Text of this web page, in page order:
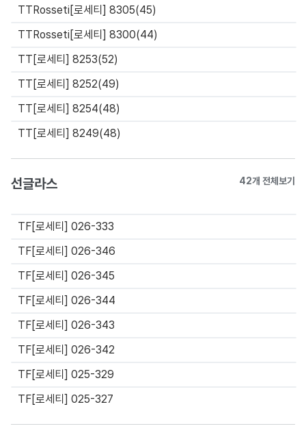
TTRosseti[로세티] 8305(45)
TTRosseti[로세티] 8300(44)
TT[로세티] 8253(52)
TT[로세티] 8252(49)
TT[로세티] 8254(48)
TT[로세티] 8249(48)
선글라스 42개 전체보기
TF[로세티] 026-333
TF[로세티] 026-346
TF[로세티] 026-345
TF[로세티] 026-344
TF[로세티] 026-343
TF[로세티] 026-342
TF[로세티] 025-329
TF[로세티] 025-327